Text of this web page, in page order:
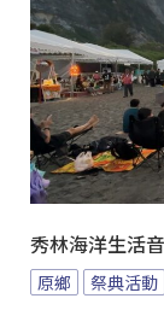
秀林海洋生活
原鄉 祭典活動